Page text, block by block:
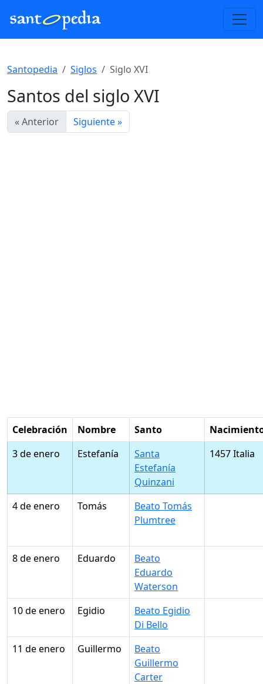
Santopedia Siglos Siglo XVI
Santos del siglo XVI
« Anterior Siguiente »
Celebración Nombre Santo
3 de enero
Estefanía
Santa
Estefanía
Quinzani
1457 Italia
4 de enero Tomás
Beato Tomás
Plumtree
8 de enero Eduardo
Beato
Eduardo
Waterson
10 de enero
Egidio
Beato Egidio
Di Bello
11 de enero
Guillermo
Beato
Guillermo
Carter